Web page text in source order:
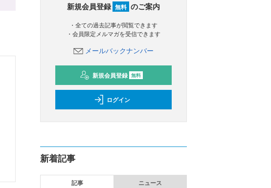
新規会員登録 無料 のご案内
・全ての過去記事が閲覧できます
・会員限定メルマガを受信できます
メールバックナンバー
新規会員登録 無料
ログイン
新着記事
記事 ニュース